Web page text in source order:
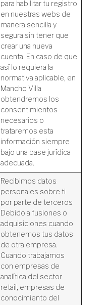
para habilitar tu registro
en nuestras webs de
manera sencilla y
segura sin tener que
crear una nueva
cuenta. En caso de que
así lo requiera la
normativa aplicable, en
Mancho Villa
obtendremos los
consentimientos
necesarios o
trataremos esta
información siempre
bajo una base jurídica
adecuada.
Recibimos datos
personales sobre ti
por parte de terceros
Debido a fusiones o
adquisiciones cuando
obtenemos tus datos
de otra empresa.
Cuando trabajamos
con empresas de
analítica del sector
retail, empresas de
conocimiento del